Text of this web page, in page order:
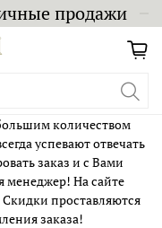
продажи
количеством
успевают отвечать
заказ и с Вами
менеджер! На сайте
проставляются
заказа!